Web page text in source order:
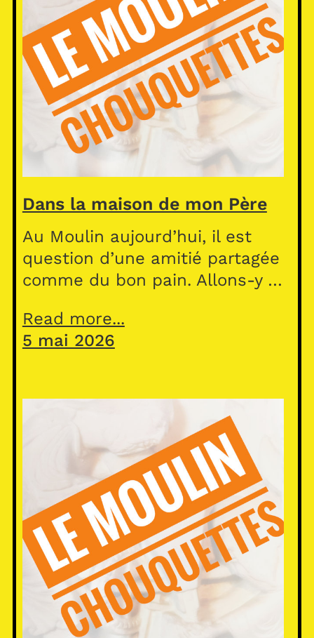
Dans la maison de mon Père
Au Moulin aujourd’hui, il est
question d’une amitié partagée
comme du bon pain. Allons-y …
Read more...
5 mai 2026